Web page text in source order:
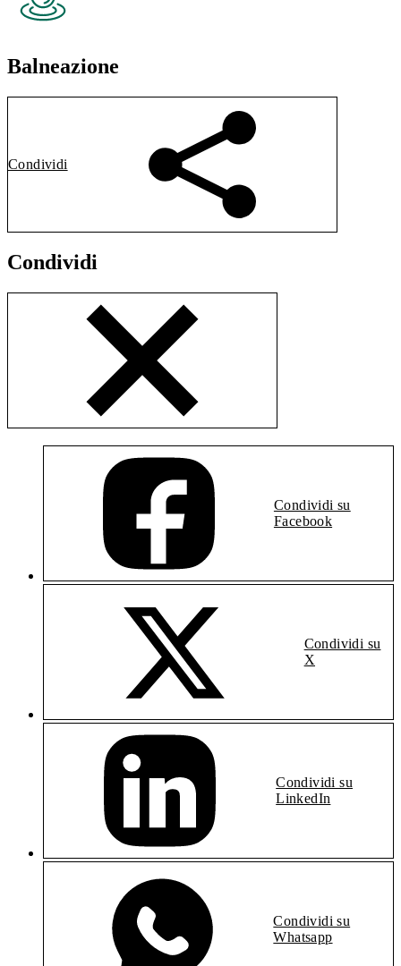
Balneazione
Condividi
Condividi
Condividi su
Facebook
Condividi su
X
Condividi su
LinkedIn
Condividi su
Whatsapp